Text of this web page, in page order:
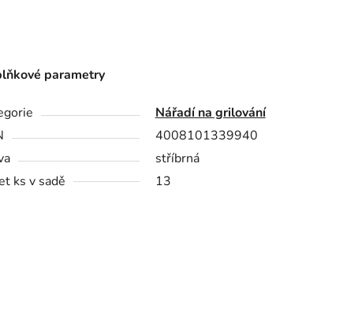
parametry
Nářadí na grilování
4008101339940
stříbrná
ks v sadě
13